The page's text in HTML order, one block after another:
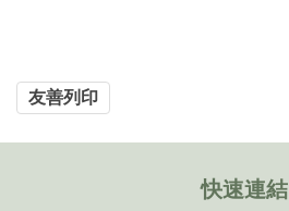
友善列印
快速連結